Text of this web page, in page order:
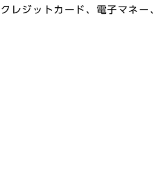
ジットカード、電子マネー